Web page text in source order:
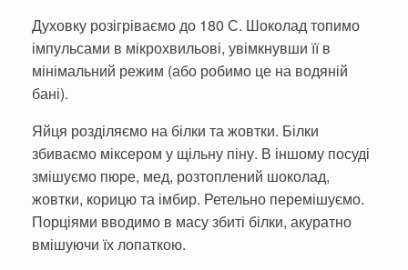
Духовку розігріваємо до 180 С. Шоколад топимо
імпульсами в мікрохвильові, увімкнувши її в
мінімальний режим (або робимо це на водяній
бані).
Яйця розділяємо на білки та жовтки. Білки
збиваємо міксером у щільну піну. В іншому посуді
змішуємо пюре, мед, розтоплений шоколад,
жовтки, корицю та імбир. Ретельно перемішуємо.
Порціями вводимо в масу збиті білки, акуратно
вмішуючи їх лопаткою.